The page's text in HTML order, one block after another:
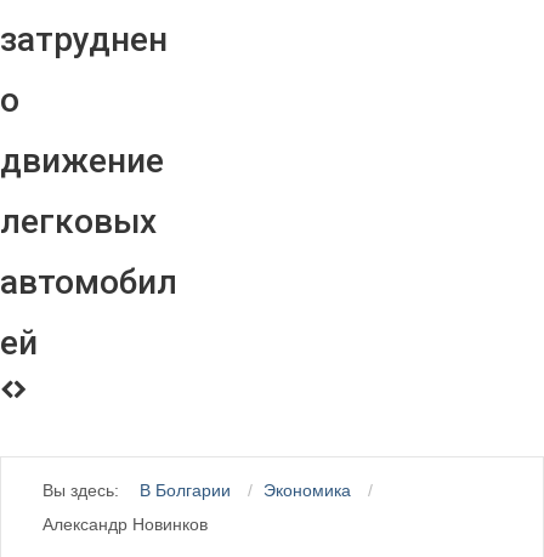
затруднен
о
движение
легковых
автомобил
ей
Вы здесь: В Болгарии
Экономика
Александр Новинков